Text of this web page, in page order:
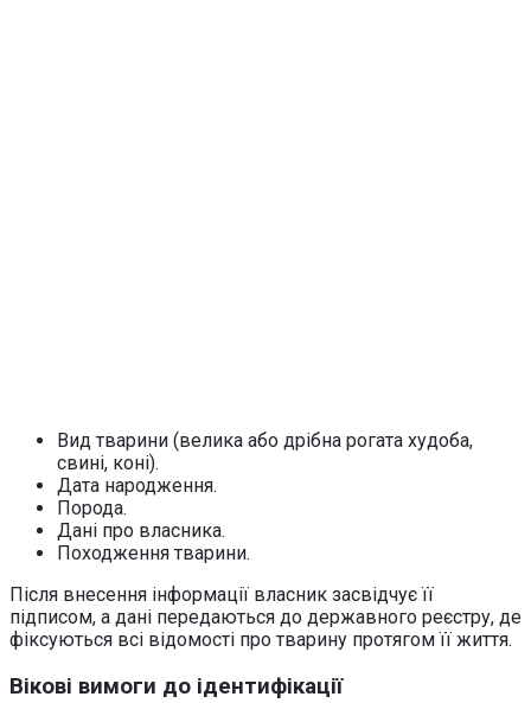
Вид тварини (велика або дрібна рогата худоба,
свині, коні).
Дата народження.
Порода.
Дані про власника.
Походження тварини.
Після внесення інформації власник засвідчує її
підписом, а дані передаються до державного реєстру, де
фіксуються всі відомості про тварину протягом її життя.
Вікові вимоги до ідентифікації